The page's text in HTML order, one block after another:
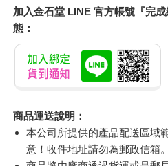
加入金石堂 LINE 官方帳號『完
態：
商品運送說明：
本公司所提供的產品配送區域
意！收件地址請勿為郵政信箱。